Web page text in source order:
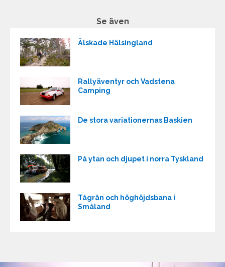
Se även
Älskade Hälsingland
Rallyäventyr och Vadstena
Camping
De stora variationernas Baskien
På ytan och djupet i norra Tyskland
Tågrån och höghöjdsbana i
Småland